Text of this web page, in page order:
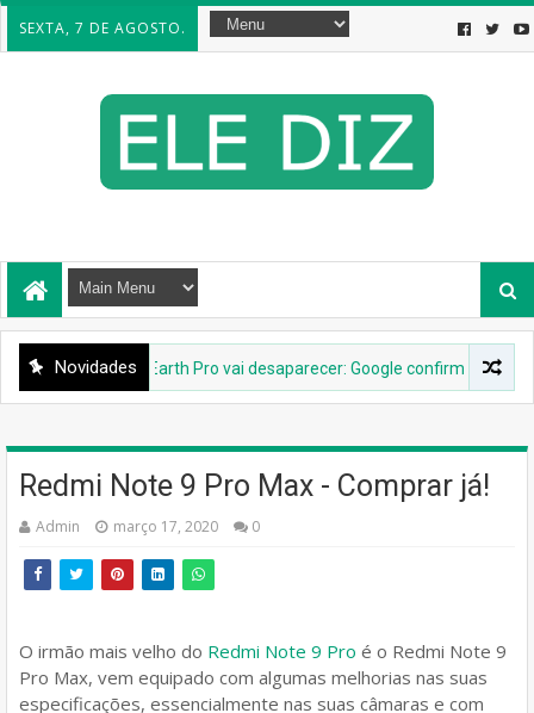
SEXTA, 7 DE AGOSTO.
Novidades
Google Earth Pro vai desaparecer: Google confirma
Redmi Note 9 Pro Max - Comprar já!
Admin março 17, 2020 0
O irmão mais velho do Redmi Note 9 Pro é o Redmi Note 9
Pro Max, vem equipado com algumas melhorias nas suas
especificações, essencialmente nas suas câmaras e com